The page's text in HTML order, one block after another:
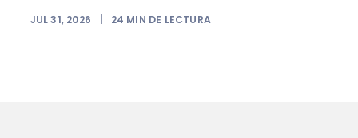
JUL 31, 2026 24 MIN DE LECTURA